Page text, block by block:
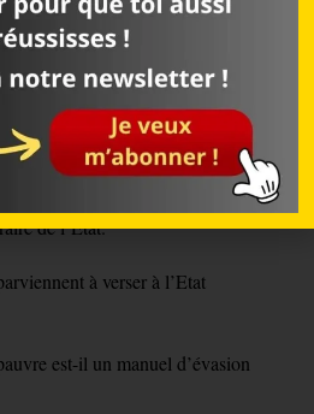
plus être au services des autres.
et le pouvoir des
par leur manque de connaissances,
de l’Etat.
à verser à l’Etat
est-il un manuel d’évasion